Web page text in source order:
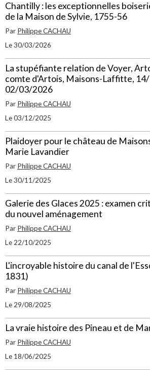
Chantilly : les exceptionnelles
de la Maison de Sylvie, 1755-56
Par Philippe CACHAU
Le 30/03/2026
La stupéfiante relation de Voyer,
comte d'Artois, Maisons-Laffitte,
02/03/2026
Par Philippe CACHAU
Le 03/12/2025
Plaidoyer pour le château de
Marie Lavandier
Par Philippe CACHAU
Le 30/11/2025
Galerie des Glaces 2025 : examen
du nouvel aménagement
Par Philippe CACHAU
Le 22/10/2025
L'incroyable histoire du canal de
1831)
Par Philippe CACHAU
Le 29/08/2025
La vraie histoire des Pineau et de
Par Philippe CACHAU
Le 18/06/2025